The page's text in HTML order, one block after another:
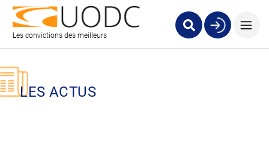
Les convictions des meilleurs
LES ACTUS